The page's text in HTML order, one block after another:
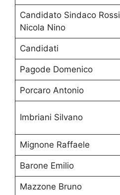
Candidato Sindaco Rossi
Nicola Nino
Candidati
Pagode Domenico
Porcaro Antonio
Imbriani Silvano
Mignone Raffaele
Barone Emilio
Mazzone Bruno